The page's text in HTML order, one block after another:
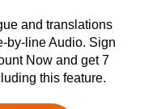
and translations
by-line Audio. Sign
Now and get 7
this feature.